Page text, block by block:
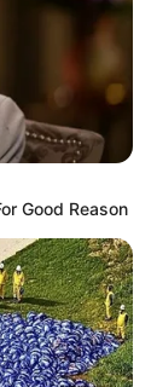
ov
0 0
Good Reason